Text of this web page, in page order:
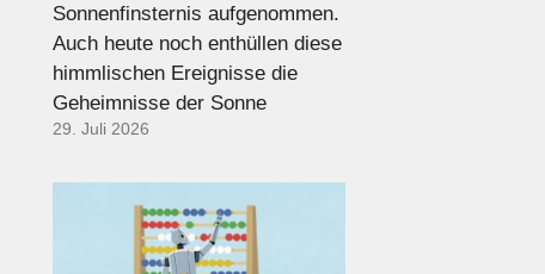
Sonnenfinsternis aufgenommen.
Auch heute noch enthüllen diese
himmlischen Ereignisse die
Geheimnisse der Sonne
29. Juli 2026